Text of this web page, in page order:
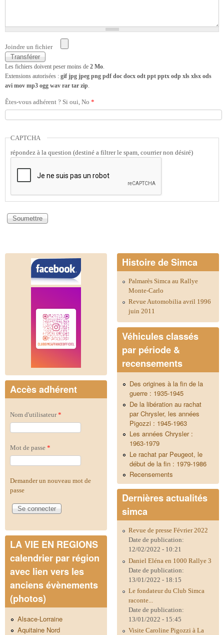
Joindre un fichier
Les fichiers doivent peser moins de 2 Mo.
Extensions autorisées : gif jpg jpeg png pdf doc docx odt ppt pptx odp xls xlsx ods
avi mov mp3 ogg wav rar tar zip.
Êtes-vous adhérent ? Si oui, No *
CAPTCHA
répondez à la question (destiné a filtrer le spam, courrier non désiré)
Accès adhérent
Nom d'utilisateur*
Mot de passe *
Demander un nouveau mot de
passe
LA VIE EN REGIONS
calendrier par région
avec lien vers les
anciens évènements
(photos)
Alsace-Lorraine
Aquitaine Nord
Histoire de Simca
Palmarès Simca au Rallye
Monte-Carlo
Revue Automobilia avril 1996
juin 2011
Véhicules classés
par période &
recensements
Des origines à la fin de la
guerre : 1935-1945
De la libération au rachat
par Chrysler, les années
Pigozzi : 1945-1963
Les années Chrysler :
1963-1979
Le rachat par Peugeot, le
début de la fin : 1979-1986
Recensements
Dernières actualités
simca
Revue de presse Février 2022
Date de publication:
12/02/2022 - 10:21
Daniel Eléna en 1000 Rallye 3
Date de publication:
13/01/2022 - 18:15
Le fondateur du Club Simca
raconte...
Date de publication:
13/01/2022 - 15:45
Visite Caroline Pigozzi à La